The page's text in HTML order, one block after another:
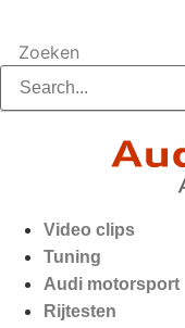
Zoeken
Video clips
Tuning
Audi motorsport
Rijtesten